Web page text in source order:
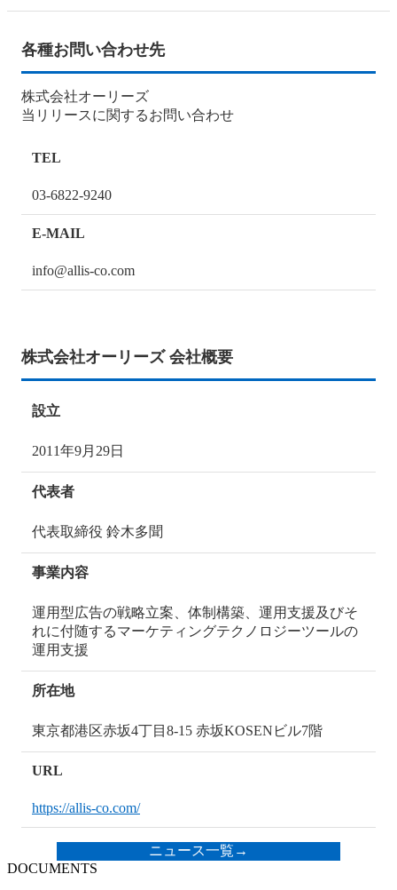
各種お問い合わせ先
株式会社オーリーズ
当リリースに関するお問い合わせ
TEL
03-6822-9240
E-MAIL
info@allis-co.com
株式会社オーリーズ 会社概要
設立
2011年9月29日
代表者
代表取締役 鈴木多聞
事業内容
運用型広告の戦略立案、体制構築、運用支援及びそ
れに付随するマーケティングテクノロジーツールの
運用支援
所在地
東京都港区赤坂4丁目8-15 赤坂KOSENビル7階
URL
https://allis-co.com/
ニュース一覧 →
DOCUMENTS